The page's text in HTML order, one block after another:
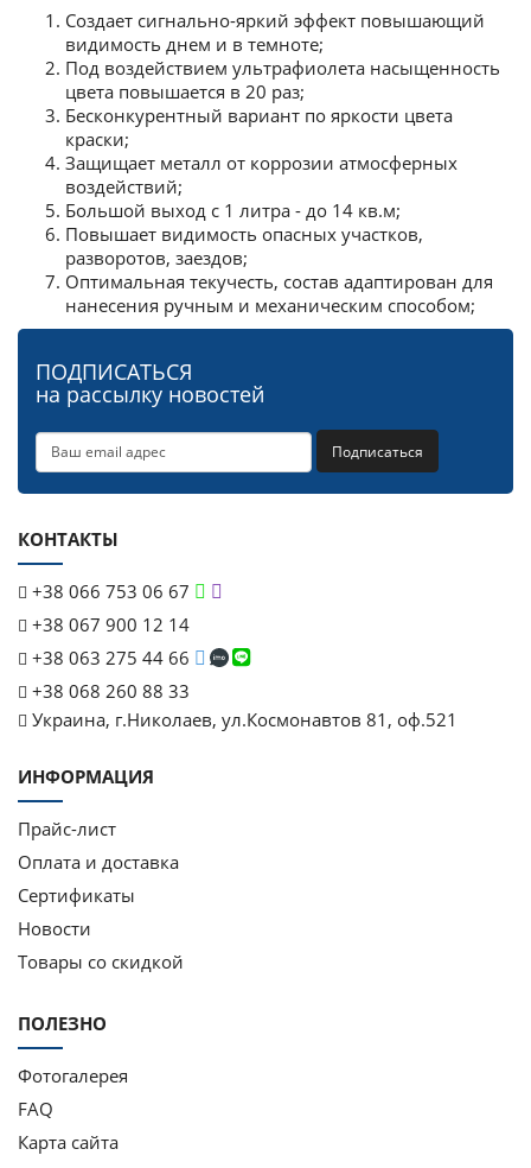
Создает сигнально-яркий эффект повышающий
видимость днем и в темноте;
Под воздействием ультрафиолета насыщенность
цвета повышается в 20 раз;
Бесконкурентный вариант по яркости цвета
краски;
Защищает металл от коррозии атмосферных
воздействий;
Большой выход с 1 литра - до 14 кв.м;
Повышает видимость опасных участков,
разворотов, заездов;
Оптимальная текучесть, состав адаптирован для
нанесения ручным и механическим способом;
ПОДПИСАТЬСЯ
на рассылку новостей
Подписаться
КОНТАКТЫ
+38 066 753 06 67
+38 067 900 12 14
+38 063 275 44 66
+38 068 260 88 33
Украина, г.Николаев, ул.Космонавтов 81, оф.521
ИНФОРМАЦИЯ
Прайс-лист
Оплата и доставка
Сертификаты
Новости
Товары со скидкой
ПОЛЕЗНО
Фотогалерея
FAQ
Карта сайта